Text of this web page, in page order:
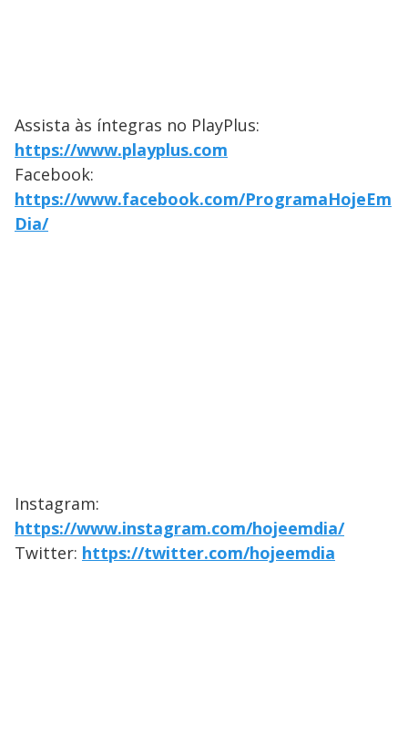
Assista às íntegras no PlayPlus:
https://www.playplus.com
Facebook:
https://www.facebook.com/ProgramaHojeEm
Dia/
Instagram:
https://www.instagram.com/hojeemdia/
Twitter: https://twitter.com/hojeemdia